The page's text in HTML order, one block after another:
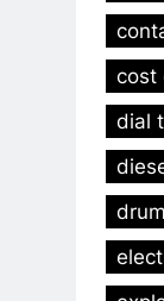
cost
dial